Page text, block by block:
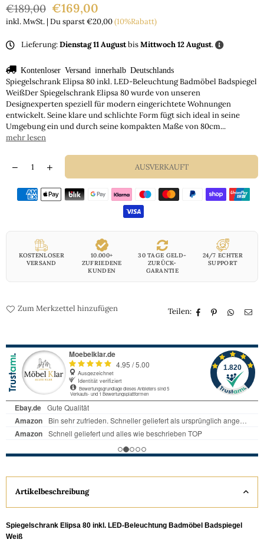
Normaler
€189,00 €169,00
inkl. MwSt. | Du sparst€20,00(10%Rabatt)
Lieferung:Dienstag 11 AugustbisMittwoch 12 August.
Kontenloser Versand innerhalb Deutschlands
Spiegelschrank Elipsa 80 inkl. LED-Beleuchtung Badmöbel Badspiegel
WeißDer Spiegelschrank Elipsa 80 wurde von unseren
Designexperten speziell für modern eingerichtete Wohnungen
entwickelt. Seine klare und schlichte Form fügt sich ideal in seine
Umgebung ein und durch seine kompakten Maße von 80cm...
mehr lesen
AUSVERKAUFT
KOSTENLOSER
VERSAND
10.000+
ZUFRIEDENE
KUNDEN
30 TAGE GELD-
ZURÜCK-
GARANTIE
24/7 ECHTER
SUPPORT
Zum Merkzettel hinzufügen Teilen:
Artikelbeschreibung
Spiegelschrank Elipsa 80 inkl. LED-Beleuchtung Badmöbel Badspiegel
Weiß